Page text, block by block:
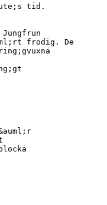
tid.
Jungfrun
frodig. De